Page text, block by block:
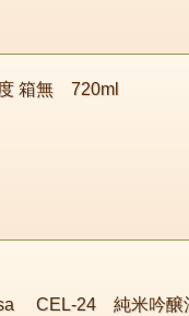
箱無 720ml
CEL-24 純米吟